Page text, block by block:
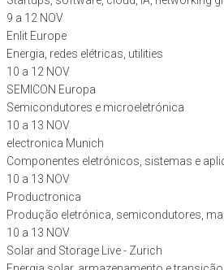
9 a 12 NOV
Enlit Europe
Energia, redes elétricas, utilities
10 a 12 NOV
SEMICON Europa
Semicondutores e microeletrónica
10 a 13 NOV
electronica Munich
Componentes eletrónicos, sistemas e
10 a 13 NOV
Productronica
Produção eletrónica, semicondutores,
10 a 13 NOV
Solar and Storage Live - Zurich